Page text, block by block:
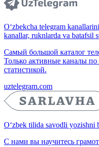
O‘zbekcha telegram
kanallar, ruknlarda va batafsil
Самый большой каталог
Только активные каналы
статистикой.
uztelegram.com
O‘zbek tilida savodli yozishni
С нами вы научитесь